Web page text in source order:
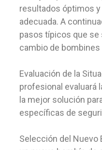
resultados óptimos
adecuada. A
pasos típicos que se
cambio de bombines
Evaluación de la
profesional evaluará
la mejor solución
específicas de
Selección del Nuevo